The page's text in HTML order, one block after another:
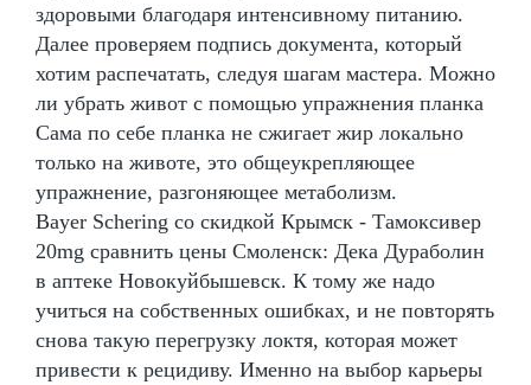
здоровыми благодаря интенсивному питанию.
Далее проверяем подпись документа, который
хотим распечатать, следуя шагам мастера. Можно
ли убрать живот с помощью упражнения планка
Сама по себе планка не сжигает жир локально
только на животе, это общеукрепляющее
упражнение, разгоняющее метаболизм.
Bayer Schering со скидкой Крымск - Тамоксивер
20mg сравнить цены Смоленск: Дека Дураболин
в аптеке Новокуйбышевск. К тому же надо
учиться на собственных ошибках, и не повторять
снова такую перегрузку локтя, которая может
привести к рецидиву. Именно на выбор карьеры